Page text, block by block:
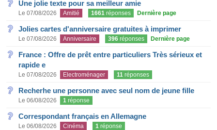
Une jolie texte pour sa meilleur amie
Le 07/08/2026 Amitié 1661 réponses Dernière page
Jolies cartes d'anniversaire gratuites à imprimer
Le 07/08/2026 Anniversaire 396 réponses Dernière page
France : Offre de prêt entre particuliers Très sérieux et
rapide e
Le 07/08/2026 Electroménager 11 réponses
Recherhe une personne avec seul nom de jeune fille
Le 06/08/2026 1 réponse
Correspondant français en Allemagne
Le 06/08/2026 Cinéma 1 réponse